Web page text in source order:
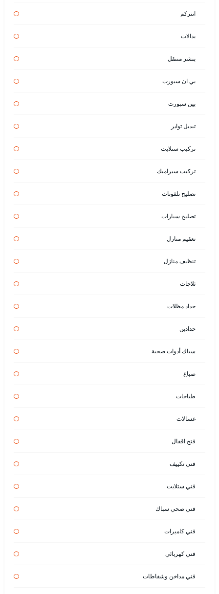
انتركم
بدالات
بنشر متنقل
بي ان سبورت
بين سبورت
تبديل تواير
تركيب ستلايت
تركيب سيراميك
تصليح تلفونات
تصليح سيارات
تعقيم منازل
تنظيف منازل
ثلاجات
حداد مظلات
حدادين
سباك أدوات صحية
صباغ
طباخات
غسالات
فتح اقفال
فني تكييف
فني ستلايت
فني صحي سباك
فني كاميرات
فني كهربائي
فني مداخن وشفاطات